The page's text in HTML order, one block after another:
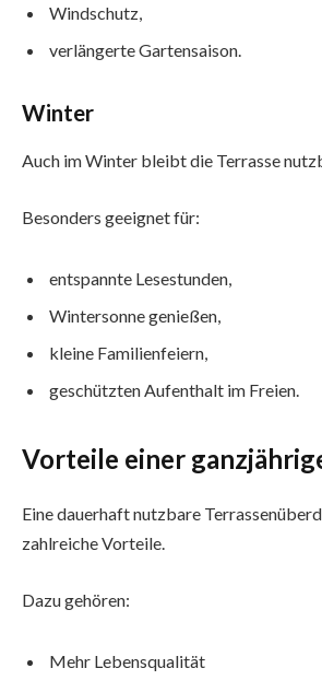
Windschutz,
verlängerte Gartensaison.
Winter
Auch im Winter bleibt die Terrasse
Besonders geeignet für:
entspannte Lesestunden,
Wintersonne genießen,
kleine Familienfeiern,
geschützten Aufenthalt im Freien.
Vorteile einer
Eine dauerhaft nutzbare
zahlreiche Vorteile.
Dazu gehören:
Mehr Lebensqualität